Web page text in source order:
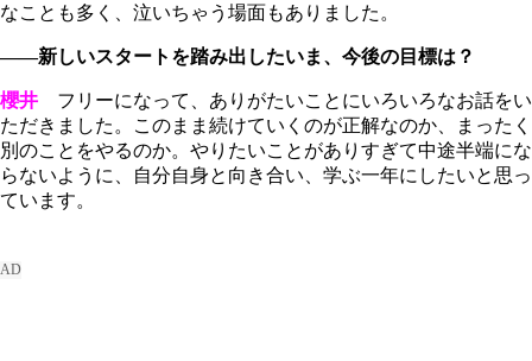
なことも多く、泣いちゃう場面もありました。
――新しいスタートを踏み出したいま、今後の目標は？
櫻井 フリーになって、ありがたいことにいろいろなお話をい
ただきました。このまま続けていくのが正解なのか、まったく
別のことをやるのか。やりたいことがありすぎて中途半端にな
らないように、自分自身と向き合い、学ぶ一年にしたいと思っ
ています。